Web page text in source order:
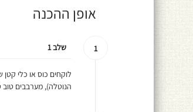
אופן ההכנה
1 שלב 1
לוקחים כוס או כלי
הנוטלה), מערבבים